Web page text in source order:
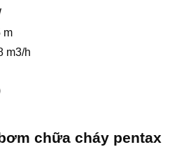
m
m3/h
chữa cháy pentax